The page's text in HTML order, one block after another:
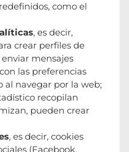
como el
, es decir,
crear perfiles de
mensajes
las preferencias
al navegar por la web;
recopilan
pueden crear
, es decir, cookies
(Facebook,